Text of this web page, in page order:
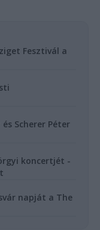
Fesztivál a
Scherer Péter
koncertjét -
napját a The